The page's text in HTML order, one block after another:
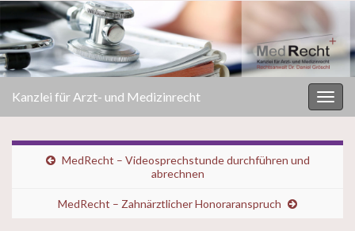
Kanzlei für Arzt- und Medizinrecht
MedRecht – Videosprechstunde durchführen und
abrechnen
MedRecht – Zahnärztlicher Honoraranspruch